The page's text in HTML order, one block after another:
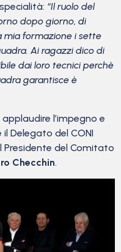
“Il ruolo del
dopo giorno, di
mia formazione i sette
Ai ragazzi dico di
dai loro tecnici perchè
garantisce è
l’impegno e
Delegato del CONI
Presidente del Comitato
Checchin.